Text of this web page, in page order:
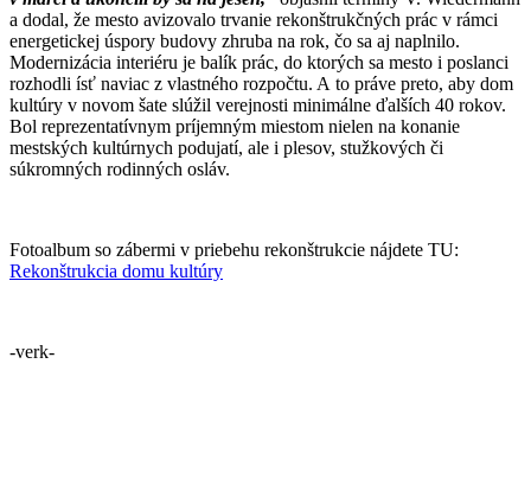
a dodal, že mesto avizovalo trvanie rekonštrukčných prác v rámci
energetickej úspory budovy zhruba na rok, čo sa aj naplnilo.
Modernizácia interiéru je balík prác, do ktorých sa mesto i poslanci
rozhodli ísť naviac z vlastného rozpočtu. A to práve preto, aby dom
kultúry v novom šate slúžil verejnosti minimálne ďalších 40 rokov.
Bol reprezentatívnym príjemným miestom nielen na konanie
mestských kultúrnych podujatí, ale i plesov, stužkových či
súkromných rodinných osláv.
Fotoalbum so zábermi v priebehu rekonštrukcie nájdete TU:
Rekonštrukcia domu kultúry
-verk-